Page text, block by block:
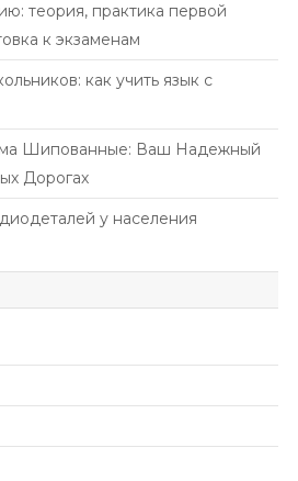
теория, практика первой
к экзаменам
как учить язык с
Шипованные: Ваш Надежный
Дорогах
у населения